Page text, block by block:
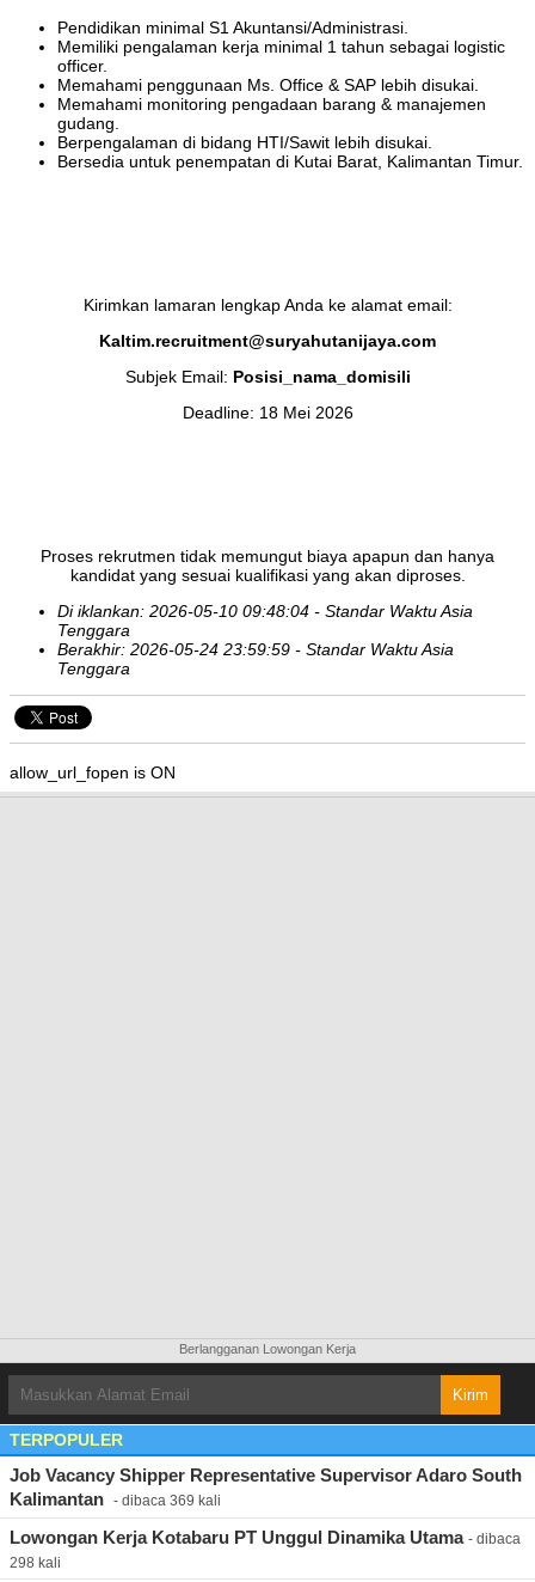
Pendidikan minimal S1 Akuntansi/Administrasi.
Memiliki pengalaman kerja minimal 1 tahun sebagai logistic
officer.
Memahami penggunaan Ms. Office & SAP lebih disukai.
Memahami monitoring pengadaan barang & manajemen
gudang.
Berpengalaman di bidang HTI/Sawit lebih disukai.
Bersedia untuk penempatan di Kutai Barat, Kalimantan Timur.
Kirimkan lamaran lengkap Anda ke alamat email:
Kaltim.recruitment@suryahutanijaya.com
Subjek Email: Posisi_nama_domisili
Deadline: 18 Mei 2026
Proses rekrutmen tidak memungut biaya apapun dan hanya
kandidat yang sesuai kualifikasi yang akan diproses.
Di iklankan: 2026-05-10 09:48:04 - Standar Waktu Asia
Tenggara
Berakhir: 2026-05-24 23:59:59 - Standar Waktu Asia
Tenggara
allow_url_fopen is ON
Berlangganan Lowongan Kerja
TERPOPULER
Job Vacancy Shipper Representative Supervisor Adaro South
Kalimantan ​ - dibaca 369 kali
Lowongan Kerja Kotabaru PT Unggul Dinamika Utama - dibaca
298 kali